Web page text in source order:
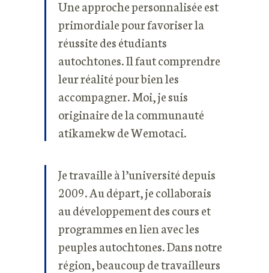
Une approche personnalisée est
primordiale pour favoriser la
réussite des étudiants
autochtones. Il faut comprendre
leur réalité pour bien les
accompagner. Moi, je suis
originaire de la communauté
atikamekw de Wemotaci.
Je travaille à l’université depuis
2009. Au départ, je collaborais
au développement des cours et
programmes en lien avec les
peuples autochtones. Dans notre
région, beaucoup de travailleurs